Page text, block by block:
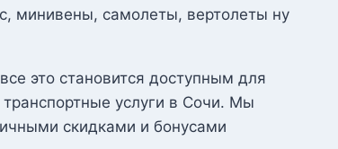
минивены, самолеты, вертолеты ну
это становится доступным для
услуги в Сочи. Мы
скидками и бонусами